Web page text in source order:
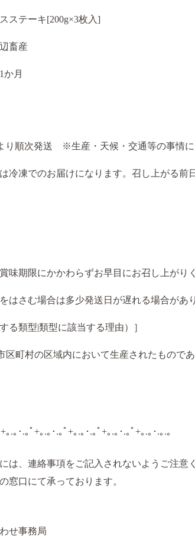
ステーキ[200g×3枚入]
畜産
か月
り順次発送 ※生産・天候・交通等の事情
冷凍でのお届けになります。召し上がる前
味期限にかかわらずお早目にお召し上がり
はさむ場合は多少発送日が遅れる場合があ
る類型|類型に該当する理由）］
区町村の区域内において生産されたもので
｡.｡･.｡ﾟ+｡.｡･.｡ﾟ+｡.｡･.｡ﾟ+｡.｡･.｡ﾟ+｡.｡･.｡.｡
は、連絡事項をご記入されないようご注意
窓口にて承っております。
せ事務局